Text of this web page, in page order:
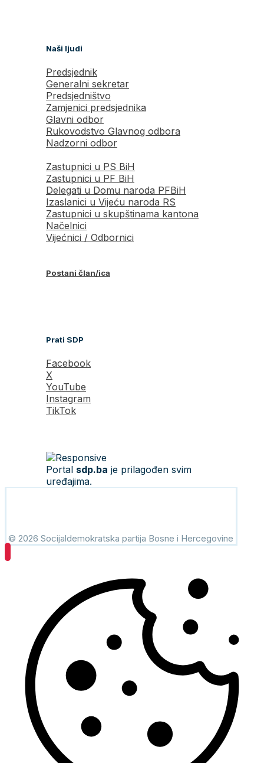
Naši ljudi
Predsjednik
Generalni sekretar
Predsjedništvo
Zamjenici predsjednika
Glavni odbor
Rukovodstvo Glavnog odbora
Nadzorni odbor
Zastupnici u PS BiH
Zastupnici u PF BiH
Delegati u Domu naroda PFBiH
Izaslanici u Vijeću naroda RS
Zastupnici u skupštinama kantona
Načelnici
Vijećnici / Odbornici
Postani član/ica
Prati SDP
Facebook
X
YouTube
Instagram
TikTok
Portal sdp.ba je prilagođen svim
uređajima.
© 2026 Socijaldemokratska partija Bosne i Hercegovine